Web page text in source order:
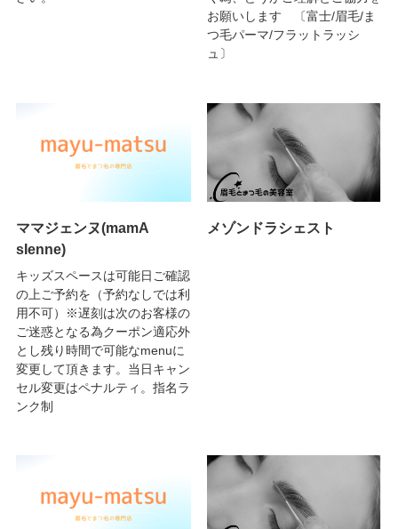
お願いします 〔富士/眉毛/ま
つ毛パーマ/フラットラッシ
ュ〕
ママジェンヌ(mamA
sIenne)
キッズスペースは可能日ご確認
の上ご予約を（予約なしでは利
用不可）※遅刻は次のお客様の
ご迷惑となる為クーポン適応外
とし残り時間で可能なmenuに
変更して頂きます。当日キャン
セル変更はペナルティ。指名ラ
ンク制
メゾンドラシェスト